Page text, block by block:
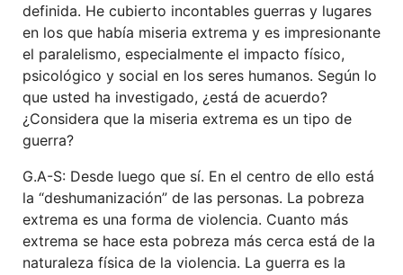
definida. He cubierto incontables guerras y lugares
en los que había miseria extrema y es impresionante
el paralelismo, especialmente el impacto físico,
psicológico y social en los seres humanos. Según lo
que usted ha investigado, ¿está de acuerdo?
¿Considera que la miseria extrema es un tipo de
guerra?
G.A-S: Desde luego que sí. En el centro de ello está
la “deshumanización” de las personas. La pobreza
extrema es una forma de violencia. Cuanto más
extrema se hace esta pobreza más cerca está de la
naturaleza física de la violencia. La guerra es la